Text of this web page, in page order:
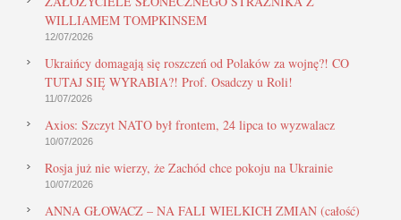
WILLIAMEM TOMPKINSEM
12/07/2026
Ukraińcy domagają się roszczeń od Polaków za wojnę?! CO
TUTAJ SIĘ WYRABIA?! Prof. Osadczy u Roli!
11/07/2026
Axios: Szczyt NATO był frontem, 24 lipca to wyzwalacz
10/07/2026
Rosja już nie wierzy, że Zachód chce pokoju na Ukrainie
10/07/2026
ANNA GŁOWACZ – NA FALI WIELKICH ZMIAN (całość)